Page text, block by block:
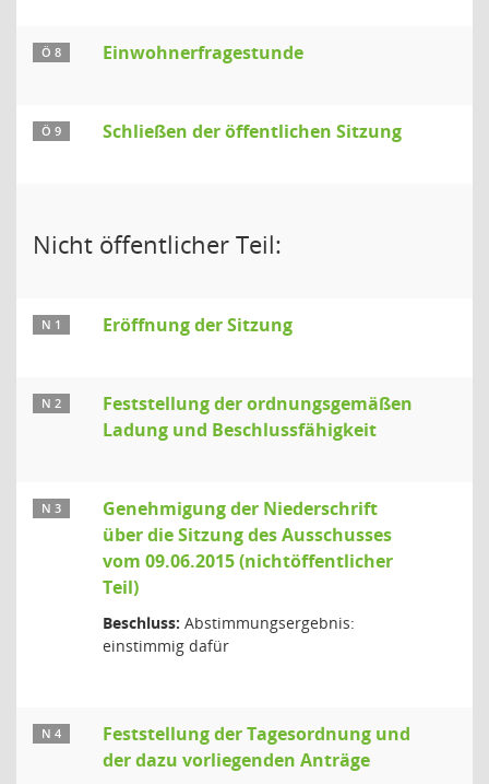
Ö 8 Einwohnerfragestunde
Ö 9 Schließen der öffentlichen Sitzung
Nicht öffentlicher Teil:
N 1 Eröffnung der Sitzung
N 2
Feststellung der ordnungsgemäßen
Ladung und Beschlussfähigkeit
N 3
Genehmigung der Niederschrift
über die Sitzung des Ausschusses
vom 09.06.2015 (nichtöffentlicher
Teil)
Beschluss: Abstimmungsergebnis:
einstimmig dafür
N 4
Feststellung der Tagesordnung und
der dazu vorliegenden Anträge